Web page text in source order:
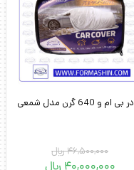
ام و 640 گرن مدل شمعی
46,500,000﷼